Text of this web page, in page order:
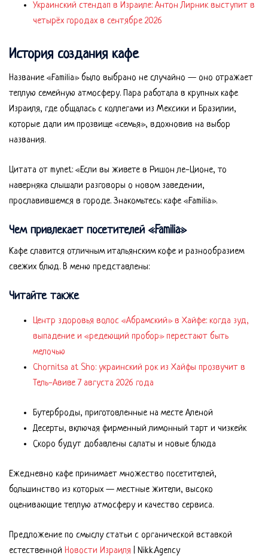
Украинский стендап в Израиле: Антон Лирник выступит в
четырёх городах в сентябре 2026
История создания кафе
Название «Familia» было выбрано не случайно — оно отражает
теплую семейную атмосферу. Пара работала в крупных кафе
Израиля, где общалась с коллегами из Мексики и Бразилии,
которые дали им прозвище «семья», вдохновив на выбор
названия.
Цитата от mynet: «Если вы живете в Ришон ле-Ционе, то
наверняка слышали разговоры о новом заведении,
прославившемся в городе. Знакомьтесь: кафе «Familia».
Чем привлекает посетителей «Familia»
Кафе славится отличным итальянским кофе и разнообразием
свежих блюд. В меню представлены:
Читайте также
Центр здоровья волос «Абрaмский» в Хайфе: когда зуд,
выпадение и «редеющий пробор» перестают быть
мелочью
Chornitsa at Sho: украинский рок из Хайфы прозвучит в
Тель-Авиве 7 августа 2026 года
Бутерброды, приготовленные на месте Аленой
Десерты, включая фирменный лимонный тарт и чизкейк
Скоро будут добавлены салаты и новые блюда
Ежедневно кафе принимает множество посетителей,
большинство из которых — местные жители, высоко
оценивающие теплую атмосферу и качество сервиса.
Предложение по смыслу статьи с органической вставкой
естественной Новости Израиля | Nikk.Agency